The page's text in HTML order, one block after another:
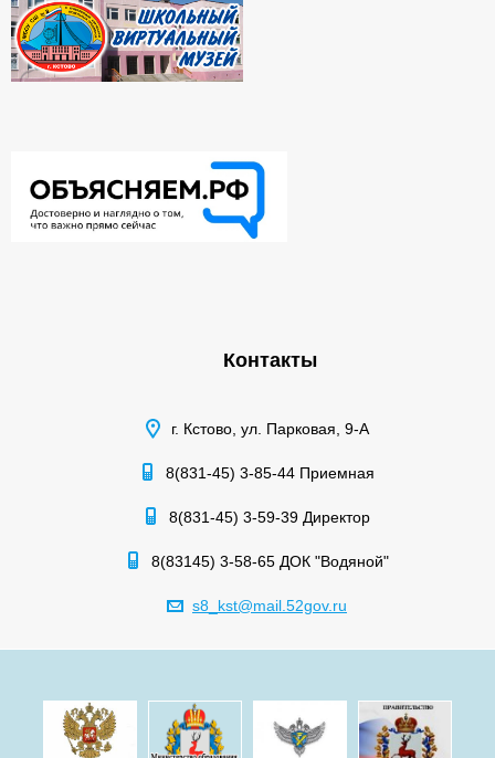
Контакты
г. Кстово, ул. Парковая, 9-А
8(831-45) 3-85-44 Приемная
8(831-45) 3-59-39 Директор
8(83145) 3-58-65 ДОК "Водяной"
s8_kst@mail.52gov.ru